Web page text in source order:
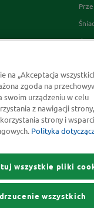
nasze przyprawy
© 2026
na „Akceptacja
zgoda na
swoim urządzeniu w celu
z nawigacji strony,
strony i
Polityka
wszystkie pliki
wszystkich